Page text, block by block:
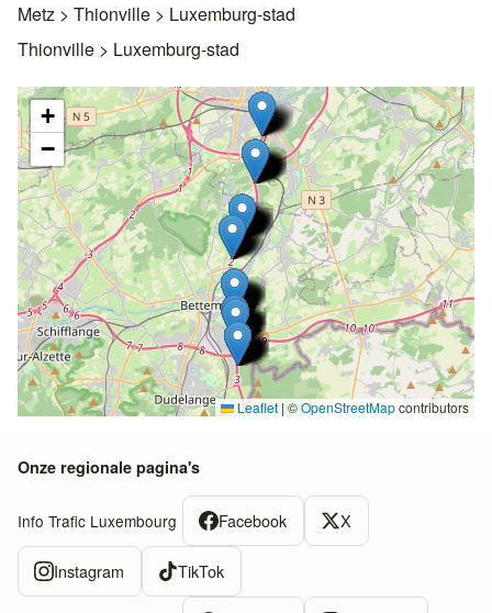
Metz > Thionville > Luxemburg-stad
Thionville > Luxemburg-stad
+
−
Leaflet | ©OpenStreetMapcontributors
Onze regionale pagina's
Info Trafic Luxembourg Facebook X
Instagram TikTok